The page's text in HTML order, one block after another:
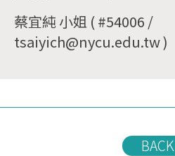
蔡宜純 小姐 ( #54006 /
tsaiyich@nycu.edu.tw )
BACK